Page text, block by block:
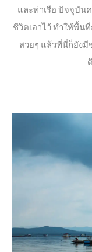
และท่าเรือ ปัจจุบั
ชีวิตเอาไว้ ทำให้พื้น
สวยๆ แล้วที่นี่ก็ยัง